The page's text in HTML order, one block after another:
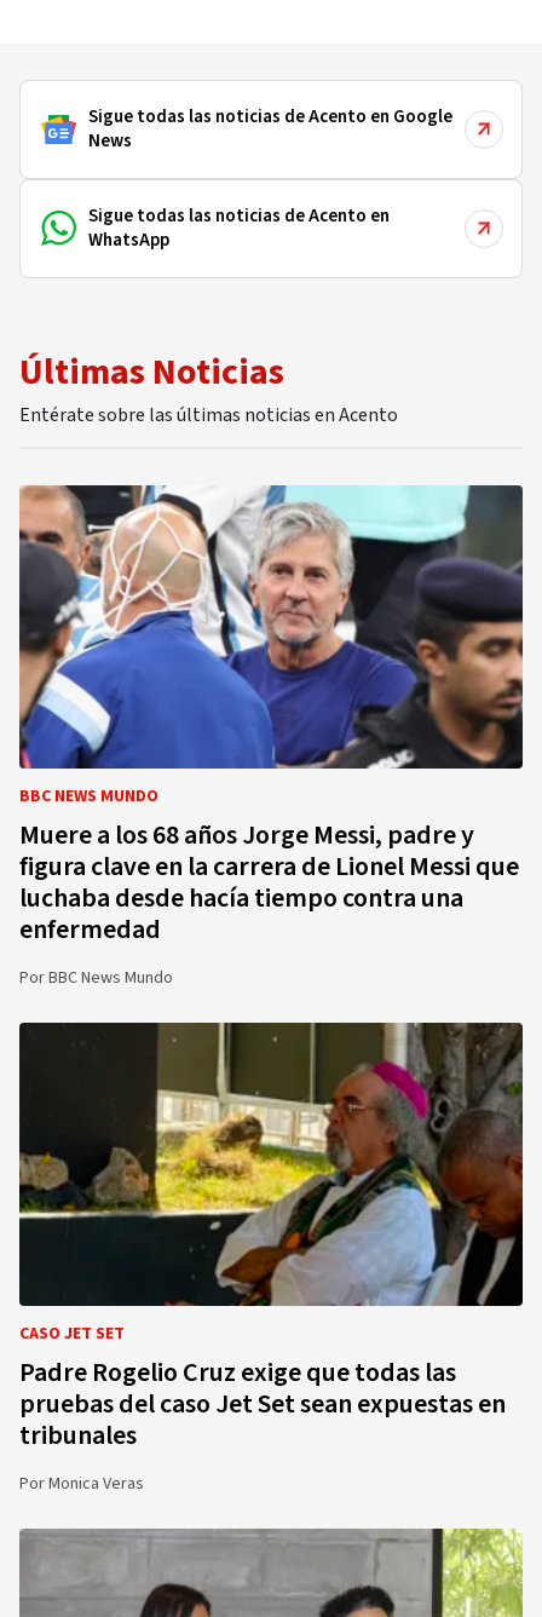
Sigue todas las noticias de Acento en Google
News
Sigue todas las noticias de Acento en
WhatsApp